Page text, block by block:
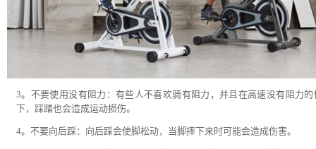
3。不要使用没有阻力：有些人不喜欢骑有阻力，并且在高速没有阻力的
下，踩踏也会造成运动损伤。
4。不要向后踩：向后踩会使脚松动，当脚摔下来时可能会造成伤害。